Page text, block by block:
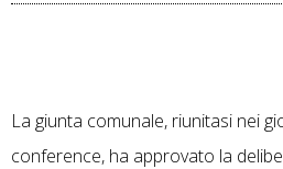
La giunta comunale, riunitasi nei
conference, ha approvato la